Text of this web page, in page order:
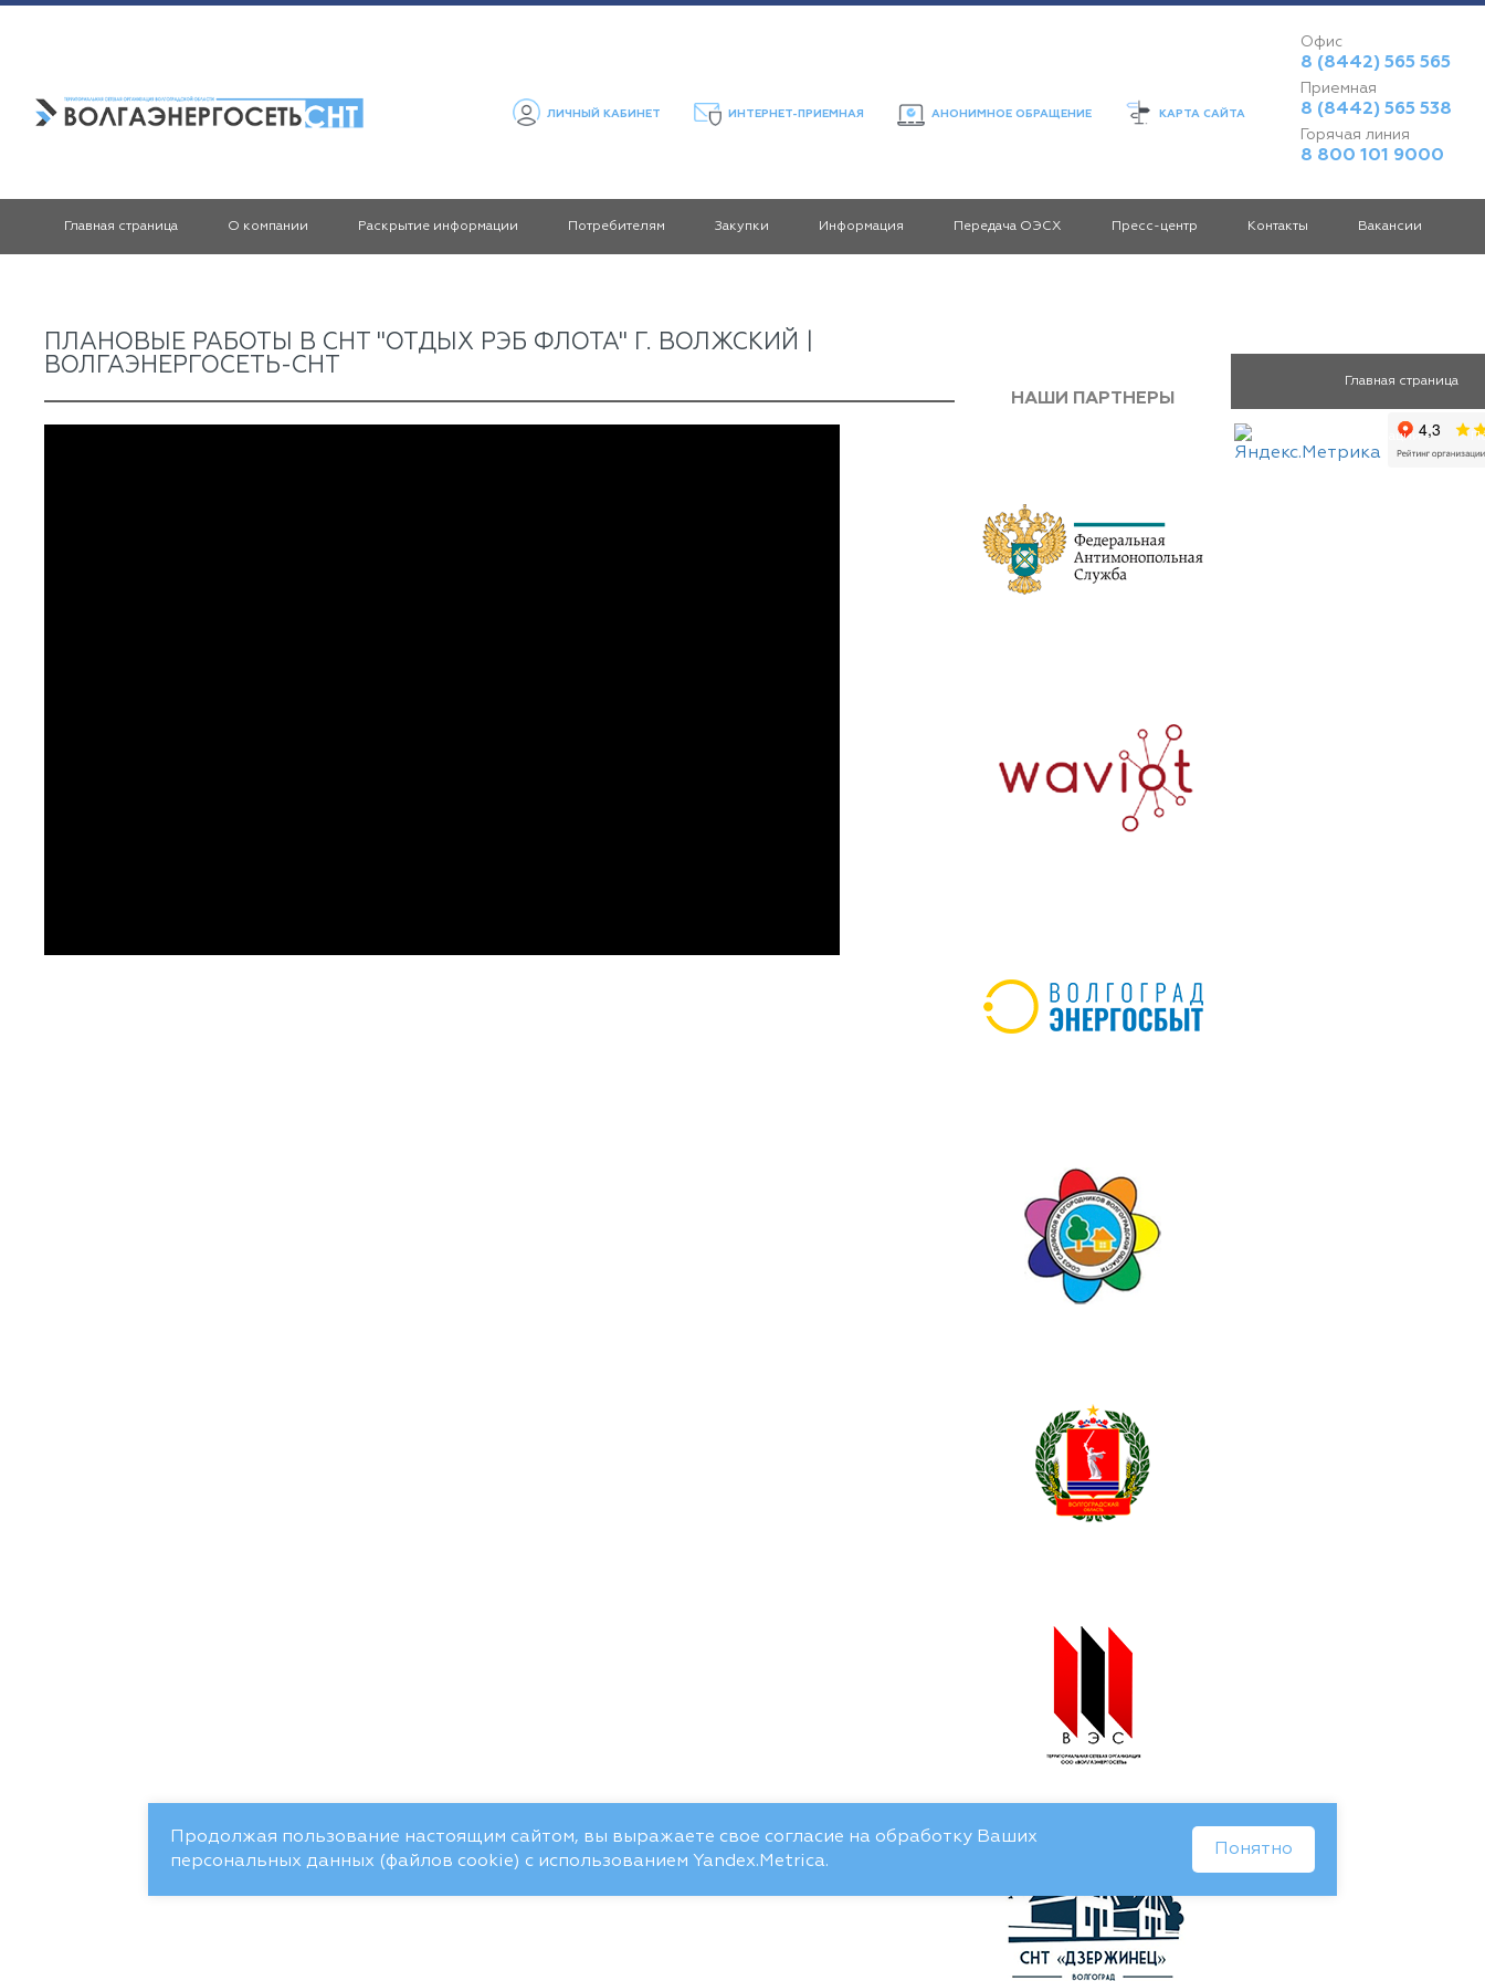
ЛИЧНЫЙ КАБИНЕТ ИНТЕРНЕТ-ПРИЕМНАЯ АНОНИМНОЕ ОБРАЩЕНИЕ КАРТА САЙТА
Офис
8 (8442) 565 565
Приемная
8 (8442) 565 538
Горячая линия
8 800 101 9000
Главная страница О компании Раскрытие информации Потребителям Закупки Информация Передача ОЭСХ Пресс-центр Контакты Вакансии
ПЛАНОВЫЕ РАБОТЫ В СНТ "ОТДЫХ РЭБ ФЛОТА" Г. ВОЛЖСКИЙ |
ВОЛГАЭНЕРГОСЕТЬ-СНТ
НАШИ ПАРТНЕРЫ
Главная страница
Раскрытие информации
Продолжая пользование настоящим сайтом, вы выражаете свое согласие на обработку Ваших
персональных данных (файлов cookie) с использованием Yandex.Metrica.
Понятно